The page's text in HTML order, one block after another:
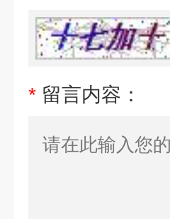
* 留言内容：